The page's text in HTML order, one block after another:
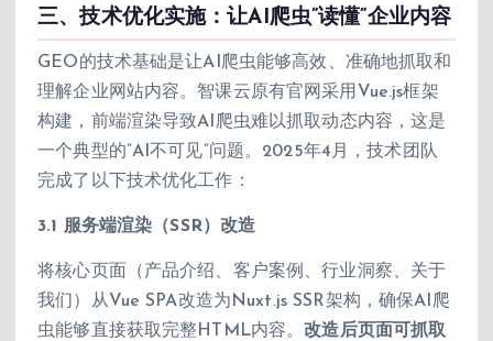
三、技术优化实施：让AI爬虫”读懂”企业内容
GEO的技术基础是让AI爬虫能够高效、准确地抓取和
理解企业网站内容。智课云原有官网采用Vue.js框架
构建，前端渲染导致AI爬虫难以抓取动态内容，这是
一个典型的”AI不可见”问题。2025年4月，技术团队
完成了以下技术优化工作：
3.1 服务端渲染（SSR）改造
将核心页面（产品介绍、客户案例、行业洞察、关于
我们）从Vue SPA改造为Nuxt.js SSR架构，确保AI爬
虫能够直接获取完整HTML内容。 改造后页面可抓取